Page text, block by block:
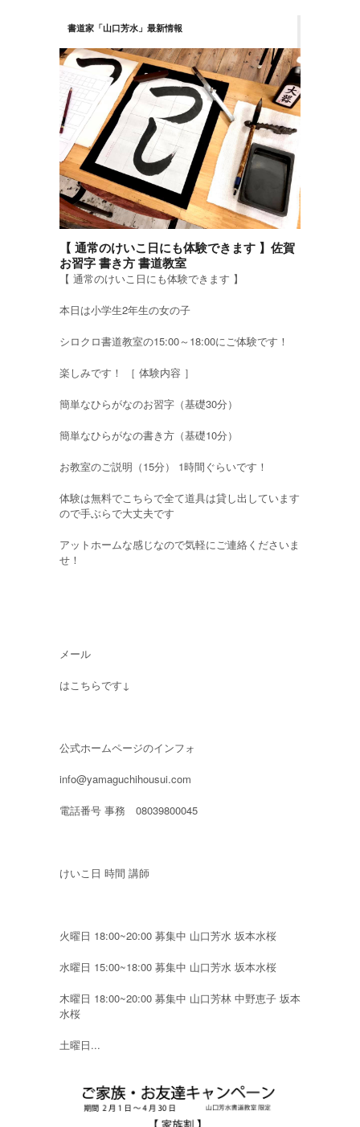
書道家「山口芳水」最新情報
【 通常のけいこ日にも体験できます 】佐賀
お習字 書き方 書道教室
【 通常のけいこ日にも体験できます 】
本日は小学生2年生の女の子
シロクロ書道教室の15:00～18:00にご体験です！
楽しみです！ ［ 体験内容 ］
簡単なひらがなのお習字（基礎30分）
簡単なひらがなの書き方（基礎10分）
お教室のご説明（15分） 1時間ぐらいです！
体験は無料でこちらで全て道具は貸し出しています
ので手ぶらで大丈夫です
アットホームな感じなので気軽にご連絡くださいま
せ！
メール
はこちらです↓
公式ホームページのインフォ
info@yamaguchihousui.com
電話番号 事務 08039800045
けいこ日 時間 講師
火曜日 18:00~20:00 募集中 山口芳水 坂本水桜
水曜日 15:00~18:00 募集中 山口芳水 坂本水桜
木曜日 18:00~20:00 募集中 山口芳林 中野恵子 坂本
水桜
土曜日...